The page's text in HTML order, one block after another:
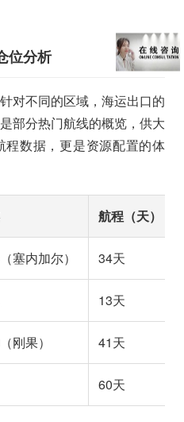
位分析
对不同的区域，海运出口的
部分热门航线的概览，供大
数据，更是资源配置的体
航程（天）
塞内加尔） 34天
13天
刚果） 41天
60天